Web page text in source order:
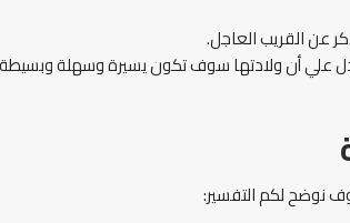
عن القريب العاجل.
علي أن ولادتها سوف تكون يسيرة وسهلة
نوضح لكم التفسير: